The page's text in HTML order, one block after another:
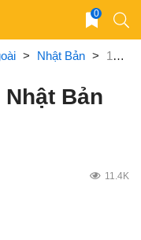
0
> Nhật Bản > 10 địa điểm du lịch Nhật Bản nổi tiếng bậc nhất
Bản
11.4K